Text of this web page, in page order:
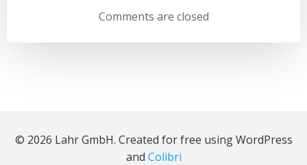
Comments are closed
© 2026 Lahr GmbH. Created for free using WordPress
and Colibri